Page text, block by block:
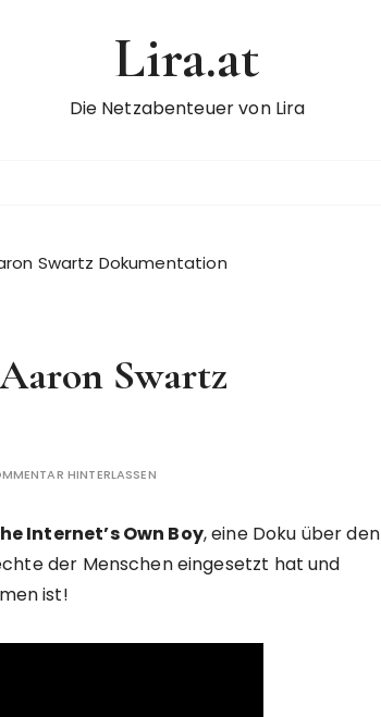
Lira.at
Die Netzabenteuer von Lira
Swartz Dokumentation
Swartz
HINTERLASSEN
Internet’s Own Boy, eine Doku über den
der Menschen eingesetzt hat und
ist!